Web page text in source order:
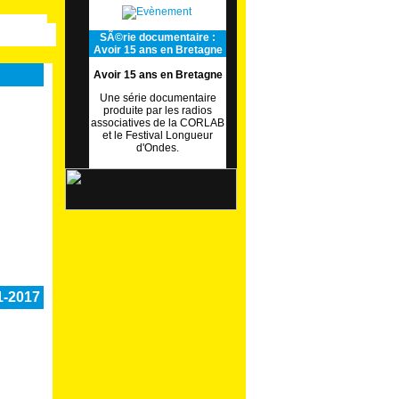
SÃ©rie documentaire :
Avoir 15 ans en Bretagne
Avoir 15 ans en Bretagne
Une série documentaire
produite par les radios
associatives de la CORLAB
et le Festival Longueur
d'Ondes.
2017